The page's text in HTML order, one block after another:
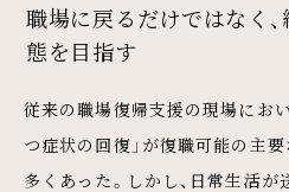
職場に戻るだけではなく
態を目指す
従来の職場復帰支援の現場にお
つ症状の回復」が復職可能の主
多くあった。しかし、日常生活